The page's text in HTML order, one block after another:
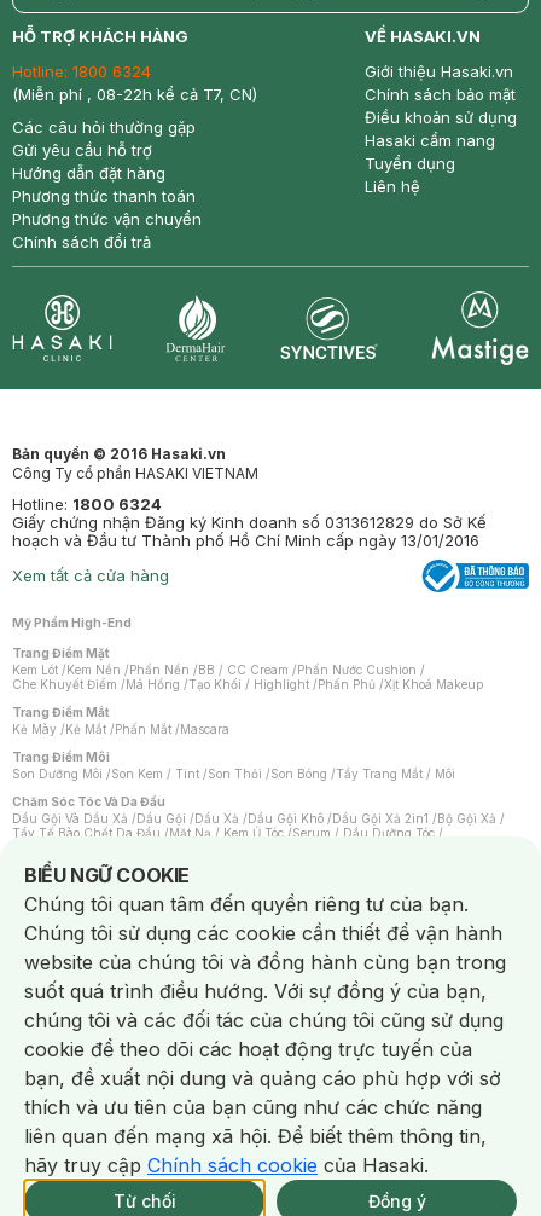
Giao Nhanh Miễn Phí 2H.
tại 339 Chi Nhánh (Trễ tặng 100K)
return nowfree price
HỖ TRỢ KHÁCH HÀNG
Hotline: 1800 6324
(Miễn phí , 08-22h kể cả T7, CN)
Các câu hỏi thường gặp
Gửi yêu cầu hỗ trợ
Hướng dẫn đặt hàng
Phương thức thanh toán
Phương thức vận chuyển
Chính sách đổi trả
VỀ HASAKI.VN
Giới thiệu Hasaki.vn
Chính sách bảo mật
Điều khoản sử dụng
Hasaki cẩm nang
Tuyển dụng
Liên hệ
Bản quyền © 2016 Hasaki.vn
Công Ty cổ phần HASAKI VIETNAM
Hotline: 1800 6324
Giấy chứng nhận Đăng ký Kinh doanh số 0313612829 do Sở Kế
hoạch và Đầu tư Thành phố Hồ Chí Minh cấp ngày 13/01/2016
Xem tất cả cửa hàng
Mỹ Phẩm High-End
Trang Điểm Mặt
Kem Lót /Kem Nền /Phấn Nền /BB / CC Cream /Phấn Nước Cushion /
Che Khuyết Điểm /Má Hồng /Tạo Khối / Highlight /Phấn Phủ /Xịt Khoá Makeup
Trang Điểm Mắt
Kẻ Mày /Kẻ Mắt /Phấn Mắt /Mascara
Trang Điểm Môi
Son Dưỡng Môi /Son Kem / Tint /Son Thỏi /Son Bóng /Tẩy Trang Mắt / Môi
Chăm Sóc Tóc Và Da Đầu
Dầu Gội Và Dầu Xả /Dầu Gội /Dầu Xả /Dầu Gội Khô /Dầu Gội Xả 2in1 /Bộ Gội Xả /
Tẩy Tế Bào Chết Da Đầu /Mặt Nạ / Kem Ủ Tóc /Serum / Dầu Dưỡng Tóc /
Máy Sấy Tóc
Lược
Kem Tẩy Lông/Dụng Cụ Tẩy Lông
Nước Hoa
Nước Hoa Nam Nước Hoa Cao Cấp Xịt Thơm Toàn Thân
Nước Hoa Vùng Kín
Chăm Sóc Cá Nhân
Chống Muỗi
Khẩu Trang Máy Massage Mặt Nạ Xông Hơi/Nước Rửa Tay
Sản Phẩm Chăm Sóc Khác/ Bàn Chải Đánh Răng /Bàn Chải Điện/
Hỗ Trợ Trắng Răng / Kem Đánh Răng Máy Tăm Nước Nước Súc Miệng
Tăm / Chỉ Nha Khoa /Xịt Thơm Miệng / Dung Dịch Vệ Sinh/Dưỡng Vùng Kín/
Khăn Ướt Vệ Sinh Vùng Kín
/Băng Vệ Sinh Tampon Bọt Cạo Râu Dao Cạo Râu/
Máy Cạo Râu
Vấn Đề Về Da
Da Dầu / Lỗ Chân Lông To
Da Khô / Mất Nước /Da Lão Hóa / Da Mụn/
Da Nhạy Cảm / Kích Ứng/Da Xỉn Màu/Thâm / Nám / Tàn Nhang/
Quầng Thâm & Bọng Mắt/ Sẹo
Viêm Da Cơ Địa
Dụng Cụ / Phụ Kiện Chăm Sóc Da
/Khăn Lau Mặt Khô Dụng Cụ / Máy Rửa Mặt/Máy Chăm Sóc Da
BIỂU NGỮ COOKIE
Notice about cookies usage
Chúng tôi quan tâm đến quyền riêng tư của bạn.
Chúng tôi sử dụng các cookie cần thiết để vận hành
website của chúng tôi và đồng hành cùng bạn trong
suốt quá trình điều hướng. Với sự đồng ý của bạn,
chúng tôi và các đối tác của chúng tôi cũng sử dụng
cookie để theo dõi các hoạt động trực tuyến của
bạn, đề xuất nội dung và quảng cáo phù hợp với sở
thích và ưu tiên của bạn cũng như các chức năng
liên quan đến mạng xã hội. Để biết thêm thông tin,
hãy truy cập Chính sách cookie của Hasaki.
Từ chối Đồng ý